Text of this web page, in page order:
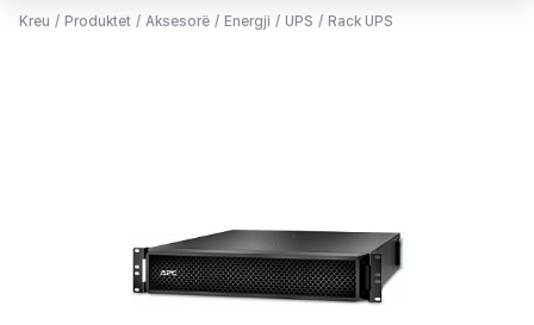
Kreu / Produktet / Aksesorë / Energji / UPS / Rack UPS